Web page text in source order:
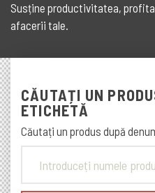
Susține productivitatea,
afacerii tale.
CĂUTAȚI UN
ETICHETĂ
Căutați un produs după